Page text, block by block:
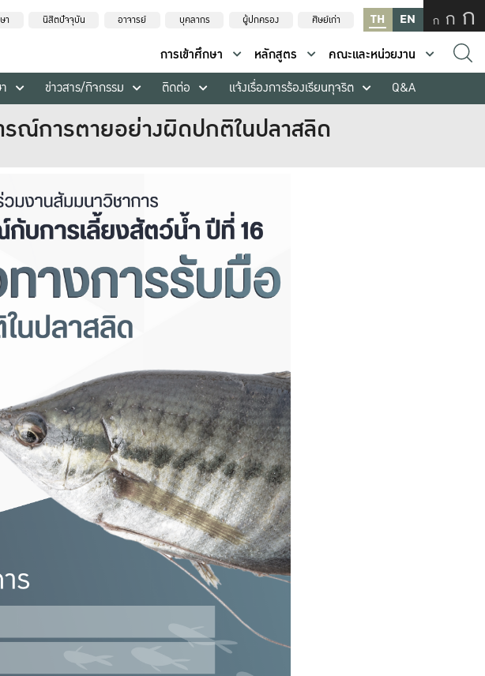
า นิสิตปัจจุบัน อาจารย์ บุคลากร ผู้ปกครอง ศิษย์เก่า TH EN ก ก ก
การเข้าศึกษา หลักสูตร
คณะและหน่วยงาน
ข่าวสาร/กิจกรรม ติดต่อ แจ้งเรื่องการร้องเรียนทุจริต Q&A
รณ์การตายอย่างผิดปกติในปลาสลิด